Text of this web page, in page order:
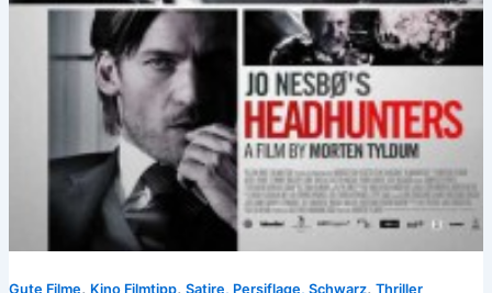
Gute Filme, Kino Filmtipp, Satire, Persiflage, Schwarz, Thriller